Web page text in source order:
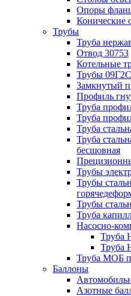
Опоры
Конические
Трубы
Труба
Отвод 30753
Котельные
Трубы 09Г2С
Замкнутый
Профиль
Труба
Труба
Труба
Труба
бесшовная
Трубы
Трубы
Трубы
Труба
Насосно-
Труба
Труба
Труба МОБ
Баллоны
Азотные